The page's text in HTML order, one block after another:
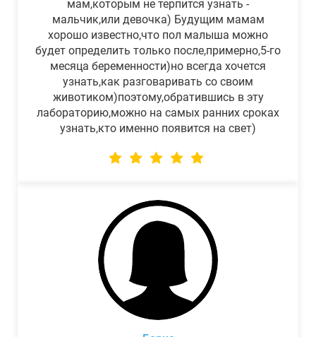
мам,которым не терпится узнать -
мальчик,или девочка) Будущим мамам
хорошо известно,что пол малыша можно
будет определить только после,примерно,5-го
месяца беременности)но всегда хочется
узнать,как разговаривать со своим
животиком)поэтому,обратившись в эту
лабораторию,можно на самых ранних сроках
узнать,кто именно появится на свет)